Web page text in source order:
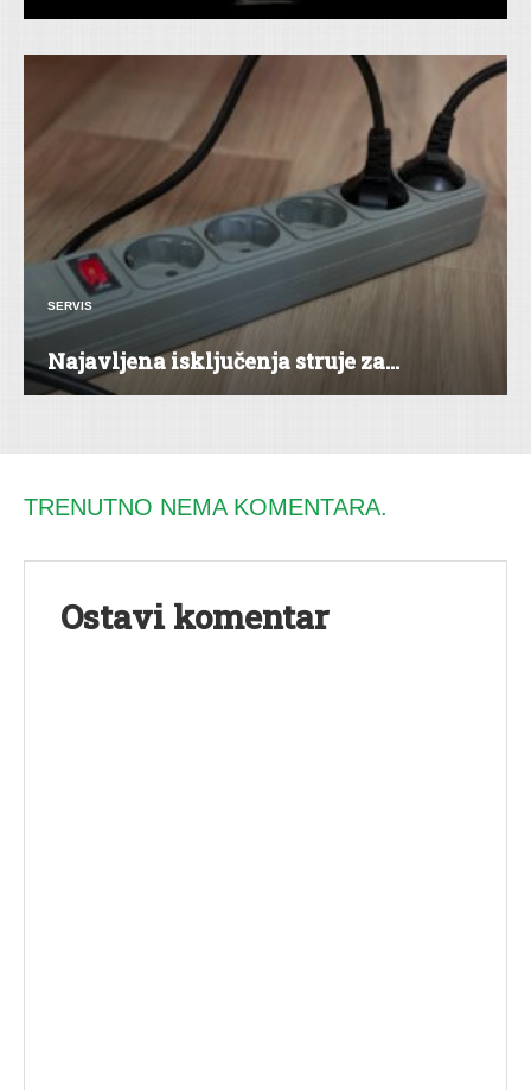
SERVIS
Najavljena isključenja struje za...
TRENUTNO NEMA KOMENTARA.
Ostavi komentar